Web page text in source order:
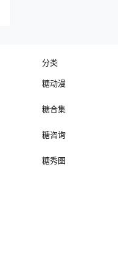
分类
糖动漫
糖合集
糖咨询
糖秀图